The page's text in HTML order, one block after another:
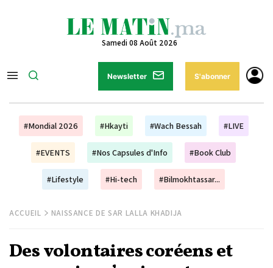
Samedi 08 Août 2026
Newsletter S'abonner
#Mondial 2026 #Hkayti #Wach Bessah #LIVE
#EVENTS #Nos Capsules d'Info #Book Club
#Lifestyle #Hi-tech #Bilmokhtassar...
ACCUEIL NAISSANCE DE SAR LALLA KHADIJA
Des volontaires coréens et